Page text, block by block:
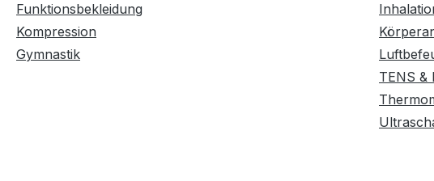
Funktionsbekleidung
Kompression
Gymnastik
TENS &